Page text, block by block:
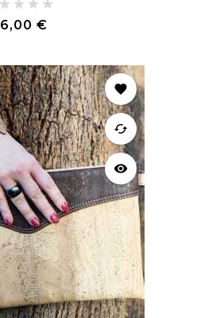
€
favorite
cached
visibility